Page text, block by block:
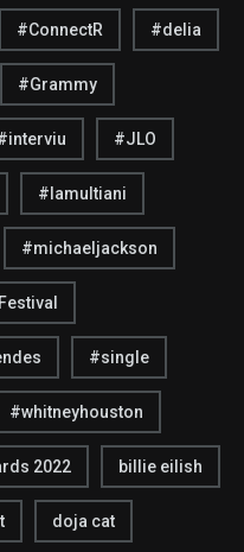
#ConnectR #delia
#Grammy
#JLO
#lamultiani
#michaeljackson
#single
#whitneyhouston
2022 billie eilish
doja cat